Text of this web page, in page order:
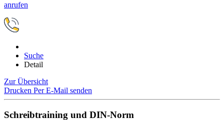
anrufen
Suche
Detail
Zur Übersicht
Drucken Per E-Mail senden
Schreibtraining und DIN-Norm